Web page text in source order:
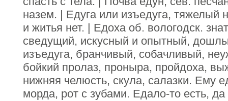
назем. | Едуга или изъедуга, тяжелый
и житья нет. | Едоха об. вологодск.
сведущий, искусный и опытный,
изъедуга, бранчивый, собачливый,
бойкий пролаз, проныра, пройдоха,
нижняя челюсть, скула, салазки. Ему
морда, рот с зубами. Едало-то есть,